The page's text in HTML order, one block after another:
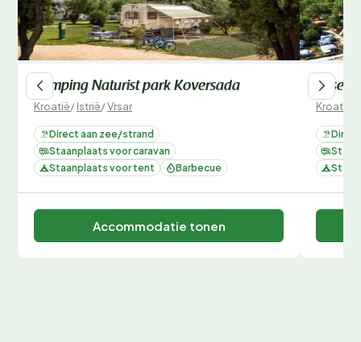
Camping Naturist park Koversada
Kroatië/Istrië/Vrsar
Direct aan zee/strand
Staanplaats voor caravan
Staanplaats voor tent
Barbecue
Accommodatie tonen
Kroatië